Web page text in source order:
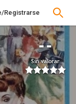
Registrarse
--
Sin valorar